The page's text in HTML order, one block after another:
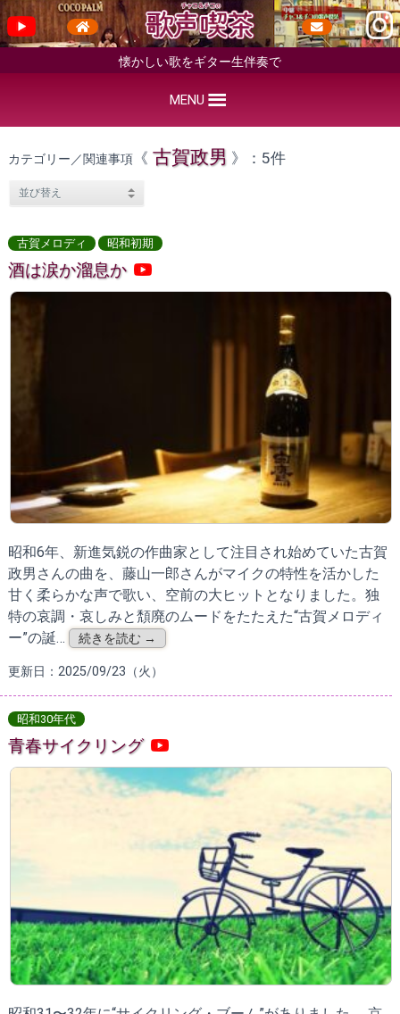
懐かしい歌をギター生伴奏で
MENU
カテゴリー／関連事項《 古賀政男 》：5件
古賀メロディ 昭和初期
酒は涙か溜息か
昭和6年、新進気鋭の作曲家として注目され始めていた古賀
政男さんの曲を、藤山一郎さんがマイクの特性を活かした
甘く柔らかな声で歌い、空前の大ヒットとなりました。独
特の哀調・哀しみと頽廃のムードをたたえた“古賀メロディ
ー”の誕…
続きを読む →
更新日：2025/09/23（火）
昭和30年代
青春サイクリング